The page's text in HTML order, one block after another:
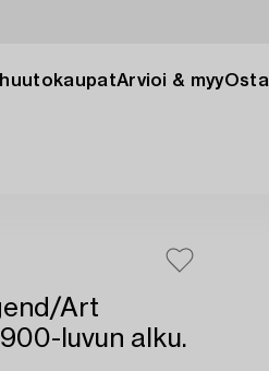
huutokaupatArvioi & myyOsta
Art
luvun alku.